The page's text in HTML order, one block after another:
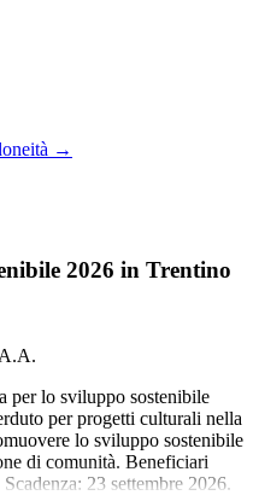
→
2026 in Trentino
per lo sviluppo sostenibile
per progetti culturali nella
lo sviluppo sostenibile
di comunità. Beneficiari
23 settembre 2026.